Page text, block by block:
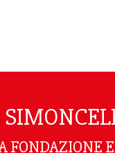
FONDAZIONE